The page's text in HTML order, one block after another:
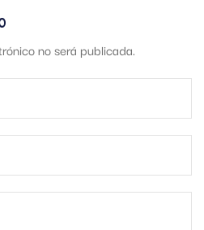
no será publicada.